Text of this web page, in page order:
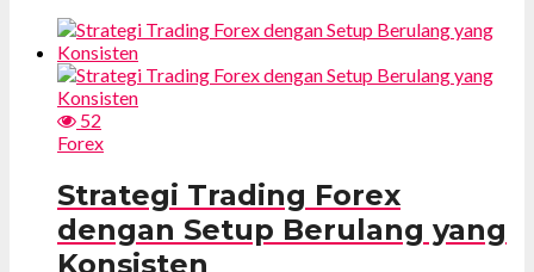
52
Forex
Strategi Trading Forex
dengan Setup Berulang yang
Konsisten